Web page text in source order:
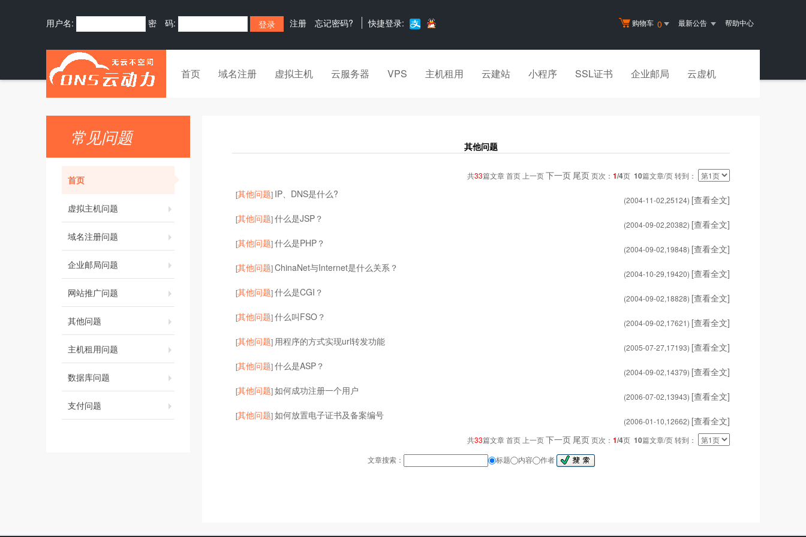
购物车 0 最新公告 帮助中心
用户名: 密 码: 注册 忘记密码? 快捷登录:
首页 域名注册 虚拟主机 云服务器 VPS 主机租用 云建站 小程序 SSL证书 企业邮局 云虚机
常见问题
首页
虚拟主机问题
域名注册问题
企业邮局问题
网站推广问题
其他问题
主机租用问题
数据库问题
支付问题
其他问题
共33篇文章 首页 上一页下一页 尾页页次： 1/4页 10篇文章/页 转到：
[其他问题] IP、DNS是什么?
(2004-11-02,25124) [查看全文]
[其他问题]什么是JSP？
(2004-09-02,20382) [查看全文]
[其他问题]什么是PHP？
(2004-09-02,19848) [查看全文]
[其他问题]ChinaNet与Internet是什么关系？
(2004-10-29,19420) [查看全文]
[其他问题]什么是CGI？
(2004-09-02,18828) [查看全文]
[其他问题]什么叫FSO？
(2004-09-02,17621) [查看全文]
[其他问题] 用程序的方式实现url转发功能
(2005-07-27,17193) [查看全文]
[其他问题]什么是ASP？
(2004-09-02,14379) [查看全文]
[其他问题]如何成功注册一个用户
(2006-07-02,13943) [查看全文]
[其他问题]如何放置电子证书及备案编号
(2006-01-10,12662) [查看全文]
共33篇文章 首页 上一页下一页 尾页页次： 1/4页 10篇文章/页 转到：
文章搜索：
标题 内容 作者